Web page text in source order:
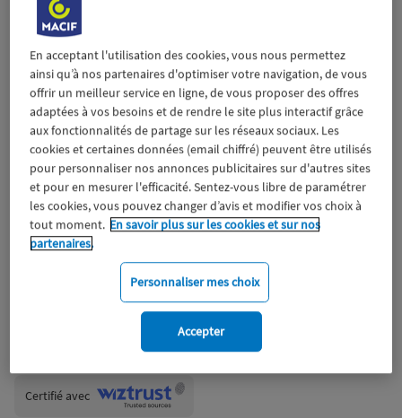
Seisme Catastrophes naturelles / sinistres
Certifié avecWiztrust
trusted
En acceptant l'utilisation des cookies, vous nous permettez
ainsi qu’à nos partenaires d'optimiser votre navigation, de vous
offrir un meilleur service en ligne, de vous proposer des offres
adaptées à vos besoins et de rendre le site plus interactif grâce
aux fonctionnalités de partage sur les réseaux sociaux. Les
cookies et certaines données (email chiffré) peuvent être utilisés
pour personnaliser nos annonces publicitaires sur d'autres sites
et pour en mesurer l'efficacité. Sentez-vous libre de paramétrer
les cookies, vous pouvez changer d’avis et modifier vos choix à
tout moment. En savoir plus sur les cookies et sur nos
partenaires.
Personnaliser mes choix
Accepter